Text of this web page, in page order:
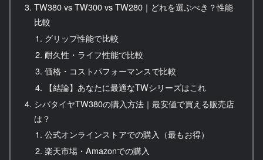
TW380 vs TW300 vs TW280｜どれを選ぶべき？性能
比較
グリップ性能で比較
耐久性・ライフ性能で比較
価格・コストパフォーマンスで比較
【結論】あなたに最適なTWシリーズはこれ
シバタイヤTW380の購入方法｜最安値で買える販売店
は？
公式オンラインストアでの購入（最もお得）
楽天市場・Amazonでの購入